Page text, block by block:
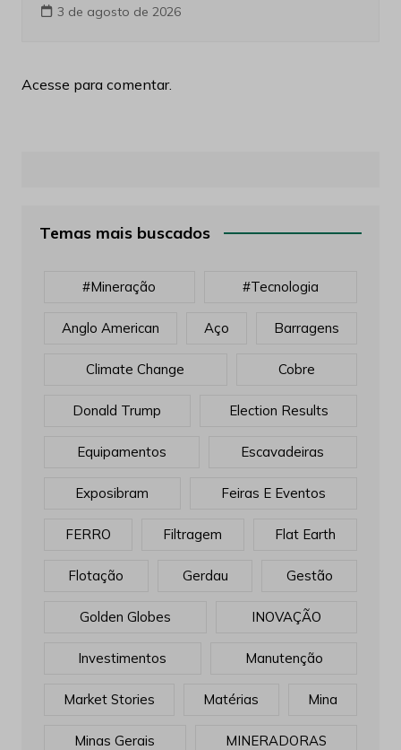
3 de agosto de 2026
Acesse para comentar.
Temas mais buscados
#mineração #tecnologia
Anglo American Aço Barragens
Climate Change Cobre
Donald Trump Election Results
Equipamentos Escavadeiras
Exposibram Feiras E Eventos
FERRO Filtragem Flat Earth
Flotação Gerdau Gestão
Golden Globes INOVAÇÃO
Investimentos Manutenção
Market Stories Matérias Mina
Minas Gerais MINERADORAS